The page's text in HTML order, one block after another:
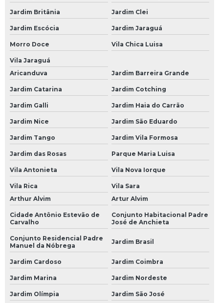
Bateria de Moto Moura
Bateria Estacionária Moura
Bateria Moura
Bateria Moura 100
Bateria Moura 100ah
Bateria Moura 150
Bateria Moura 48 Amperes
Bateria Moura 50 Amperes
Bateria Moura 60
Bateria Moura 60 a
Bateria Moura 60 Amperes
Bateria Moura 60 Ap
Bateria Moura 60a
Bateria Moura 60ah
Bateria Moura 60h
Bateria Moura 70
Bateria Moura 70 Amperes
Bateria Moura 70a
Jardim Britânia Jardim Clei
Jardim Escócia Jardim Jaraguá
Morro Doce Vila Chica Luisa
Vila Jaraguá
Aricanduva
Jardim Barreira Grande
Jardim Catarina Jardim Cotching
Jardim Galli Jardim Haia do Carrão
Jardim Nice Jardim São Eduardo
Jardim Tango Jardim Vila Formosa
Jardim das Rosas Parque Maria Luisa
Vila Antonieta Vila Nova Iorque
Vila Rica
Vila Sara
Arthur Alvim
Artur Alvim
Cidade Antônio Estevão de
Carvalho
Conjunto Habitacional Padre
José de Anchieta
Conjunto Residencial Padre
Manuel da Nóbrega
Jardim Brasil
Jardim Cardoso Jardim Coimbra
Jardim Marina Jardim Nordeste
Jardim Olímpia Jardim São José